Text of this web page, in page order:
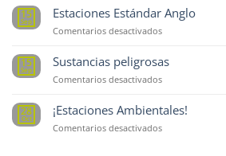
Ambiental
Gabinete
15
Sep
Estaciones Estándar Anglo
Comentarios desactivadosen
Anglo
15
Sep
Sustancias peligrosas
Comentarios desactivadosen
peligrosas
28
Oct
¡Estaciones Ambientales!
Comentarios desactivadosen